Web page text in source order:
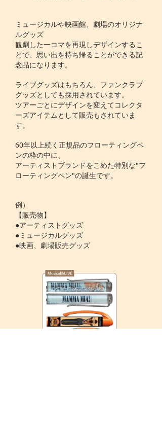
ミュージカルや映画館、劇場のオリジナ
ルグッズ
観劇した一コマを再現しデザインするこ
とで、思い出を持ち帰ることができる記
念品になります。
ライブグッズはもちろん、ファンクラブ
グッズとしても採用されています。
ツアーごとにデザインを変えてコレクタ
ーズアイテムとして販売もされていま
す。
60年以上続く正規品のフローティングペ
ンの枠の中に、
アーティストブランドをこめた特別な"フ
ローティングペン"の誕生です。
例）
【販売物】
●アーティストグッズ
●ミュージカルグッズ
●映画、劇場販売グッズ